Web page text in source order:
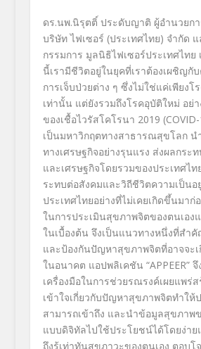
ดร.นพ.นิรุตติ์ ประดับญาติ ผู้อำนวยก
บริษัท ไฟเซอร์ (ประเทศไทย) จำกัด แ
กรรมการ มูลนิธิไฟเซอร์ประเทศไทย
นี้เรามีชีวิตอยู่ในยุคที่เราต้องเผชิญกั
การเจ็บป่วยต่าง ๆ ซึ่งไม่ใช่แค่เพียงโ
เท่านั้น แต่ยังรวมถึงโรคอุบัติใหม่ อย่
ของเชื้อไวรัสโคโรนา 2019
เป็นมหาวิกฤตทางสาธารณสุขโลก น
ทางเศรษฐกิจอย่างรุนแรง ส่งผลกระท
และเศรษฐกิจโดยรวมของประเทศไท
ระทบต่อสังคมและวิถีชีวิตความเป็นอ
ประเทศไทยอย่างที่ไม่เคยเกิดขึ้นมาก่
ในการประเมินสุขภาพจิตของตนเอง
ในเบื้องต้น จึงเป็นแนวทางหนึ่งที่สำ
และป้องกันปัญหาสุขภาพจิตที่อาจจะ
ในอนาคต แอปพลิเคชัน “APPEER” จึ
เครื่องมือในการช่วยรณรงค์เผยแพร่ส
เข้าใจเกียวกับปัญหาสุขภาพจิตทำให้
สามารถเข้าถึง และนำข้อมูลสุขภาพ
แบบดิจิทัลไปใช้ประโยชน์ได้โดยง่า
ถึงรู้เท่าทันสุขภาวะของตนเอง ตอบโ